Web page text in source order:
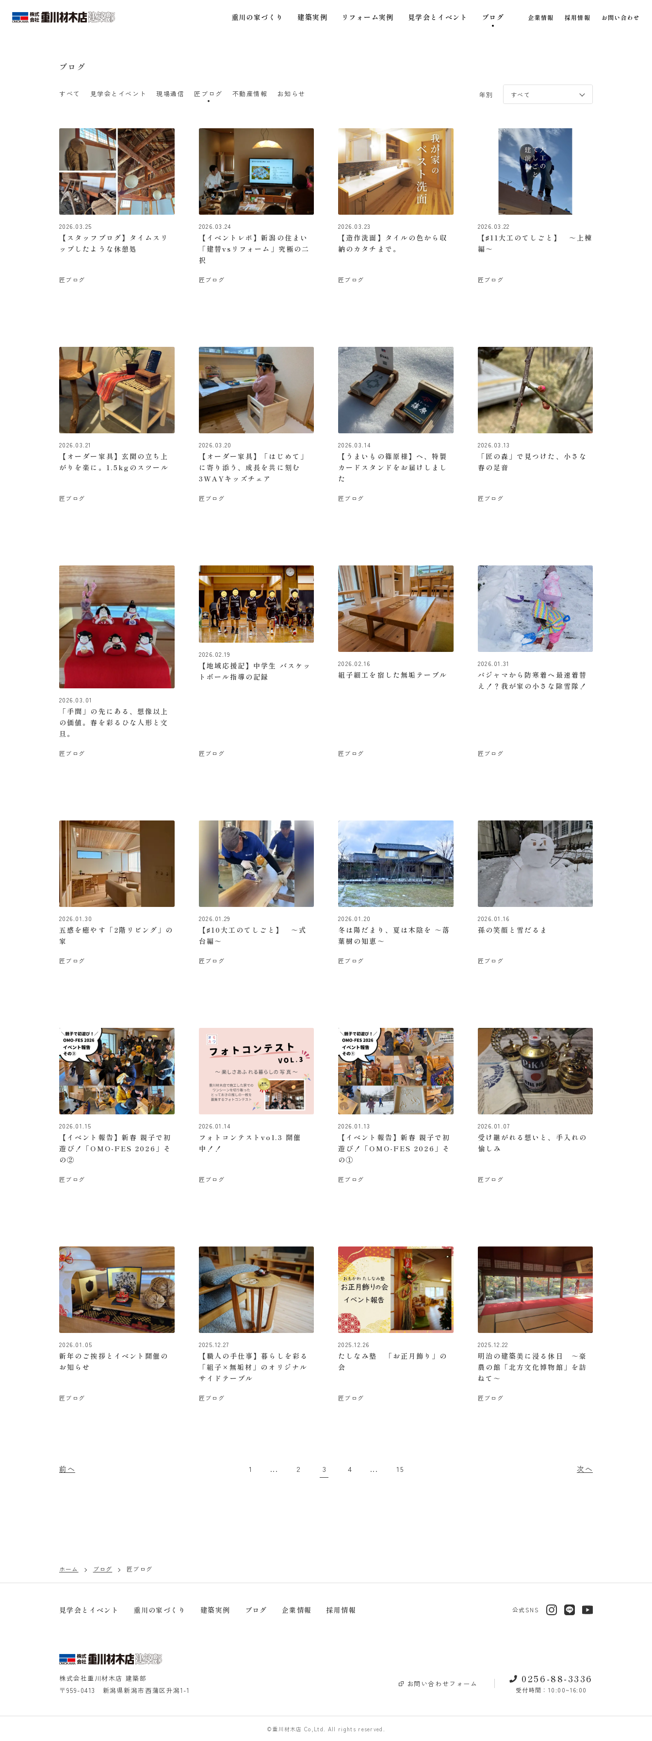
重川の家づくり 建築実例 リフォーム実例 見学会とイベント ブログ 企業情報 採用情報 お問い合わせ
ブログ
すべて 見学会とイベント 現場通信 匠ブログ 不動産情報 お知らせ 年別
2026.03.25
【スタッフブログ】タイムスリ
ップしたような休憩処
匠ブログ
2026.03.24
【イベントレポ】新潟の住まい
「建替vsリフォーム」究極の二
択
匠ブログ
2026.03.23
【造作洗面】タイルの色から収
納のカタチまで。
匠ブログ
2026.03.22
【♯11大工のてしごと】 ～上棟
編～
匠ブログ
2026.03.21
【オーダー家具】玄関の立ち上
がりを楽に。1.5kgのスツール
匠ブログ
2026.03.20
【オーダー家具】「はじめて」
に寄り添う、成長を共に刻む
3WAYキッズチェア
匠ブログ
2026.03.14
【うまいもの篠原様】へ、特製
カードスタンドをお届けしまし
た
匠ブログ
2026.03.13
「匠の森」で見つけた、小さな
春の足音
匠ブログ
2026.03.01
「手間」の先にある、想像以上
の価値。春を彩るひな人形と文
旦。
匠ブログ
2026.02.19
【地域応援記】中学生 バスケッ
トボール指導の記録
匠ブログ
2026.02.16
組子細工を宿した無垢テーブル
匠ブログ
2026.01.31
パジャマから防寒着へ最速着替
え！？我が家の小さな除雪隊！
匠ブログ
2026.01.30
五感を癒やす「2階リビング」の
家
匠ブログ
2026.01.29
【♯10大工のてしごと】 ～式
台編～
匠ブログ
2026.01.20
冬は陽だまり、夏は木陰を ～落
葉樹の知恵～
匠ブログ
2026.01.16
孫の笑顔と雪だるま
匠ブログ
2026.01.15
【イベント報告】新春 親子で初
遊び！「OMO-FES 2026」そ
の②
匠ブログ
2026.01.14
フォトコンテストvol.3 開催
中！！
匠ブログ
2026.01.13
【イベント報告】新春 親子で初
遊び！「OMO-FES 2026」そ
の①
匠ブログ
2026.01.07
受け継がれる想いと、手入れの
愉しみ
匠ブログ
2026.01.05
新年のご挨拶とイベント開催の
お知らせ
匠ブログ
2025.12.27
【職人の手仕事】暮らしを彩る
「組子×無垢材」のオリジナル
サイドテーブル
匠ブログ
2025.12.26
たしなみ塾 「お正月飾り」の
会
匠ブログ
2025.12.22
明治の建築美に浸る休日 ～豪
農の館「北方文化博物館」を訪
ねて～
匠ブログ
1
前へ ... 2 3 4 ... 次へ
15
ホーム ブログ 匠ブログ
見学会とイベント 重川の家づくり 建築実例 ブログ 企業情報 採用情報 公式SNS
株式会社重川材木店 建築部
〒959-0413 新潟県新潟市西蒲区升潟1-1
お問い合わせフォーム 0256-88-3336
受付時間：10:00~16:00
©重川材木店 Co,Ltd. All rights reserved.